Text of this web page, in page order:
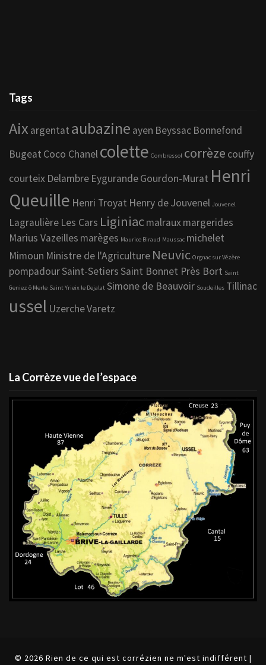
Tags
Aix argentat aubazine ayen Beyssac Bonnefond
Bugeat Coco Chanelcolette Combressol corrèze couffy
courteix Delambre EygurandeGourdon-Murat Henri
Queuille Henri Troyat Henry de Jouvenel Jouvenel
Lagraulière Les Cars Liginiacmalrauxmargerides
Marius Vazeilles marèges Maurice Biraud Maussac michelet
Mimoun Ministre de l'Agriculture Neuvic Orgnac sur Vézère
pompadourSaint-SetiersSaint Bonnet Près Bort Saint
Geniez ô Merle Saint Yrieix le Dejalat Simone de Beauvoir Soudeilles Tillinac
ussel UzercheVaretz
La Corrèze vue de l’espace
© 2026 Rien de ce qui est corrézien ne m'est indifférent |